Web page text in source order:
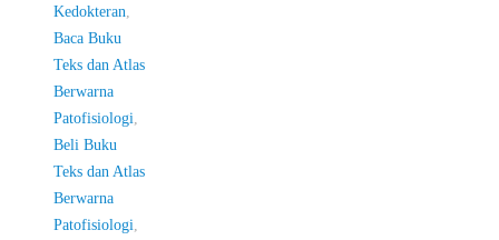
Kedokteran
Baca Buku
Teks dan Atlas
Berwarna
Patofisiologi
Beli Buku
Teks dan Atlas
Berwarna
Patofisiologi